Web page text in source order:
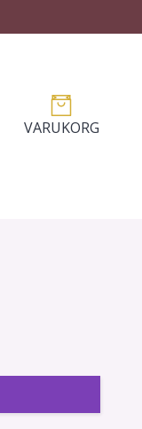
VARUKORG